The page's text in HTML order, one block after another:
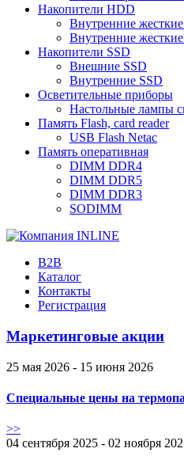
Накопители HDD
Внутренние
Внутренние
Накопители SSD
Внешние SSD
Внутренние SSD
Осветительные приборы
Настольные лампы
Память Flash, card reader
USB Flash Netac
Память оперативная
DIMM DDR4
DIMM DDR5
DIMM DDR3
SODIMM
B2B
Каталог
Контакты
Регистрация
Маркетинговые акции
25 мая 2026 - 15 июня 2026
Специальные цены на
>>
04 сентября 2025 - 02 ноября